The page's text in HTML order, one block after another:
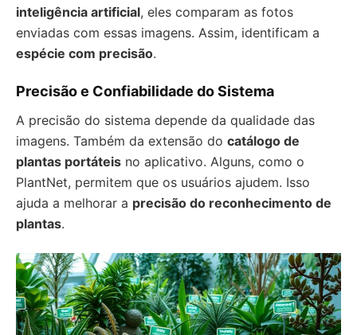
inteligência artificial, eles comparam as fotos
enviadas com essas imagens. Assim, identificam a
espécie com precisão.
Precisão e Confiabilidade do Sistema
A precisão do sistema depende da qualidade das
imagens. Também da extensão do catálogo de
plantas portáteis no aplicativo. Alguns, como o
PlantNet, permitem que os usuários ajudem. Isso
ajuda a melhorar a precisão do reconhecimento de
plantas.